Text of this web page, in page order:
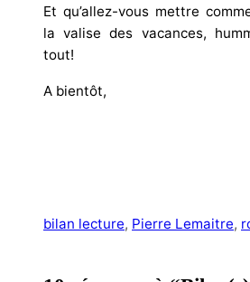
Et qu’allez-vous mettre
la valise des vacances,
tout!
A bientôt,
bilan lecture, Pierre Lemaitre,